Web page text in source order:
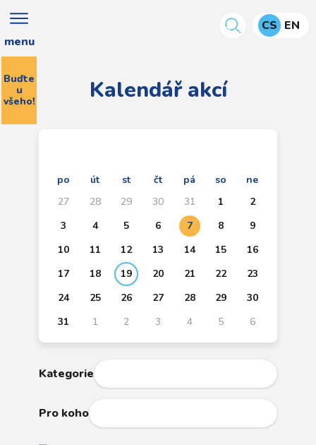
menu
Buďte
u
všeho!
CS EN
Kalendář akcí
po út st čt pá so
ne
27
28 29 30 31 1
2
3
4 5 6 7 8
9
10
11 12 13 14 15
16
17
18 19 20 21 22
23
24
25 26 27 28 29
30
31
1 2 3 4 5 6
Kategorie
Pro koho